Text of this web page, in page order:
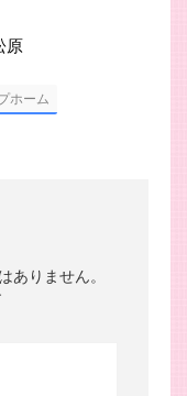
原
ホーム
ありません。